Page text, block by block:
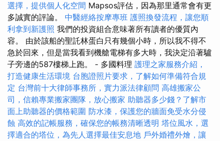
選擇，提供個人化空間 Mapsos評估，因為那里通常會有更
多誠實的評論。 中醫經絡按摩專班 護照換發流程，讓您順
利拿到新護照 我們的投資組合意味著所有讀者的優質內
容。 由於該船的聖託林蛋白只有幾個小時，所以我不得不
急於回來，但是當我看到機艙電梯有多大時，我決定沿著驢
子旁邊的587樓梯上跑。 - 多國料理 護理之家服務介紹，
打造健康生活環境 台胞證照片要求，了解如何準備符合規
定 台灣前十大律師事務所，實力派法律顧問 高雄搬家公
司，信賴專業搬家團隊，放心搬家 助聽器多少錢？了解市
面上助聽器的價格範圍 防水漆，保護您的牆面免受水分侵
蝕 高效的記帳服務，確保您的帳務清晰透明 塔位風水，選
擇適合的塔位，為先人選擇最佳安息地 戶外婚禮外燴，讓